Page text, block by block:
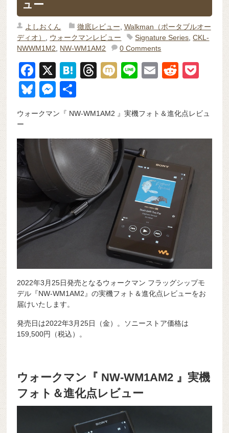
ュー
よしおくん 徹底レビュー Walkman（ポータブルオー
ディオ）
ウォークマンレビュー Signature Series ,CKL-
NWWM1M2
NW-WM1AM2 0 Comments
F
a
c
e
b
o
k
X
H
n
a
T
a
d
s
M
Li
E
R
di
t
et
Bl
e
sk
y
M
e
ss
e
n
g
er
ウォークマン『 NW-WM1AM2 』実機フォト＆進化点レビュ
ー
2022年3月25日発売となるウォークマン フラッグシップモ
デル『NW-WM1AM2』の実機フォト＆進化点レビューをお
届けいたします。
発売日は2022年3月25日（金）。ソニーストア価格は
159,500円（税込）。
ウォークマン『 NW-WM1AM2 』実機
フォト＆進化点レビュー